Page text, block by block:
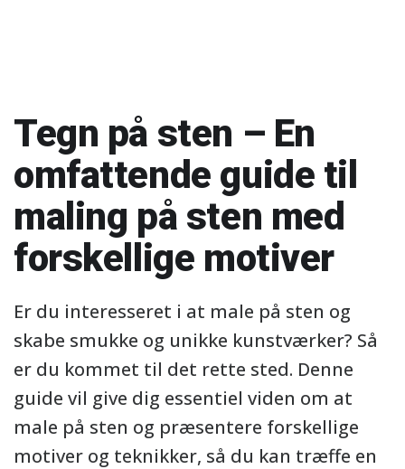
Tegn på sten – En
omfattende guide til
maling på sten med
forskellige motiver
Er du interesseret i at male på sten og
skabe smukke og unikke kunstværker? Så
er du kommet til det rette sted. Denne
guide vil give dig essentiel viden om at
male på sten og præsentere forskellige
motiver og teknikker, så du kan træffe en